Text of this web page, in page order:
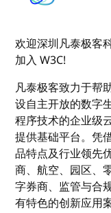
欢迎深圳凡泰极客
加入 W3C!
凡泰极客致力于帮
设自主开放的数字
程序技术的企业级
提供基础平台。凭
品特点及行业领先
商、航空、园区、
字券商、监管与合
有特色的创新应用案